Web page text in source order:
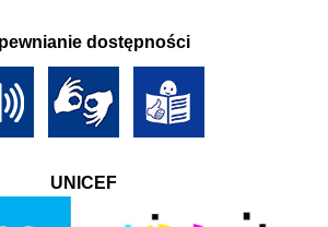
dostępności
UNICEF